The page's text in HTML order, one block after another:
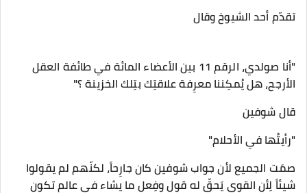
تقدّم أحد الشيوخ وقال
"أنا صولدي، الرقم 11 بين الأعضاء المائة في طائفة العقل
الأرجح، هل يُمكِننا معرِفة علاقتِك بتِلك الخزينة ؟"
قال شوفين
"رأيتُها في الأحلام"
صمَت الجميع لأن جواب شوفين كان جارِحاً، لكنّهم لم يقولوا
شيئاً لِأن القوي يَحقّ له قول وفِعل ما يشاء في عالمٍ تكون